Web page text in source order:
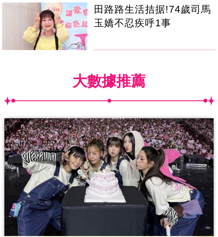
田路路生活拮据!74歲司馬
玉嬌不忍疾呼1事
大數據推薦